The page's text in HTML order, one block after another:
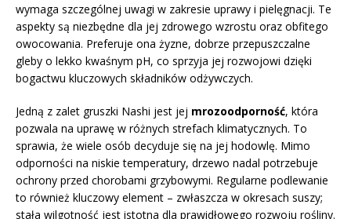
wymaga szczególnej uwagi w zakresie uprawy i pielęgnacji. Te
aspekty są niezbędne dla jej zdrowego wzrostu oraz obfitego
owocowania. Preferuje ona żyzne, dobrze przepuszczalne
gleby o lekko kwaśnym pH, co sprzyja jej rozwojowi dzięki
bogactwu kluczowych składników odżywczych.
Jedną z zalet gruszki Nashi jest jej mrozoodporność, która
pozwala na uprawę w różnych strefach klimatycznych. To
sprawia, że wiele osób decyduje się na jej hodowlę. Mimo
odporności na niskie temperatury, drzewo nadal potrzebuje
ochrony przed chorobami grzybowymi. Regularne podlewanie
to również kluczowy element – zwłaszcza w okresach suszy;
stała wilgotność jest istotna dla prawidłowego rozwoju rośliny.